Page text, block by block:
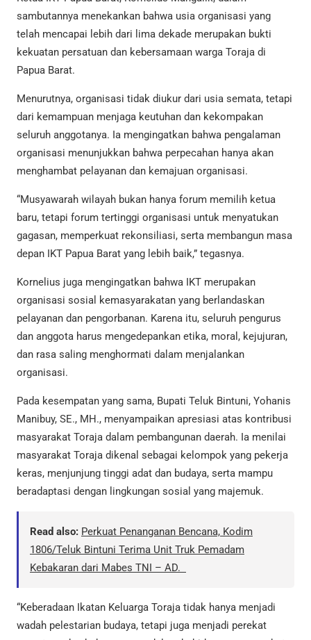
sambutannya menekankan bahwa usia organisasi yang
telah mencapai lebih dari lima dekade merupakan bukti
kekuatan persatuan dan kebersamaan warga Toraja di
Papua Barat.
Menurutnya, organisasi tidak diukur dari usia semata, tetapi
dari kemampuan menjaga keutuhan dan kekompakan
seluruh anggotanya. Ia mengingatkan bahwa pengalaman
organisasi menunjukkan bahwa perpecahan hanya akan
menghambat pelayanan dan kemajuan organisasi.
“Musyawarah wilayah bukan hanya forum memilih ketua
baru, tetapi forum tertinggi organisasi untuk menyatukan
gagasan, memperkuat rekonsiliasi, serta membangun masa
depan IKT Papua Barat yang lebih baik,” tegasnya.
Kornelius juga mengingatkan bahwa IKT merupakan
organisasi sosial kemasyarakatan yang berlandaskan
pelayanan dan pengorbanan. Karena itu, seluruh pengurus
dan anggota harus mengedepankan etika, moral, kejujuran,
dan rasa saling menghormati dalam menjalankan
organisasi.
Pada kesempatan yang sama, Bupati Teluk Bintuni, Yohanis
Manibuy, SE., MH., menyampaikan apresiasi atas kontribusi
masyarakat Toraja dalam pembangunan daerah. Ia menilai
masyarakat Toraja dikenal sebagai kelompok yang pekerja
keras, menjunjung tinggi adat dan budaya, serta mampu
beradaptasi dengan lingkungan sosial yang majemuk.
Read also: Perkuat Penanganan Bencana, Kodim
1806/Teluk Bintuni Terima Unit Truk Pemadam
Kebakaran dari Mabes TNI – AD.
“Keberadaan Ikatan Keluarga Toraja tidak hanya menjadi
wadah pelestarian budaya, tetapi juga menjadi perekat